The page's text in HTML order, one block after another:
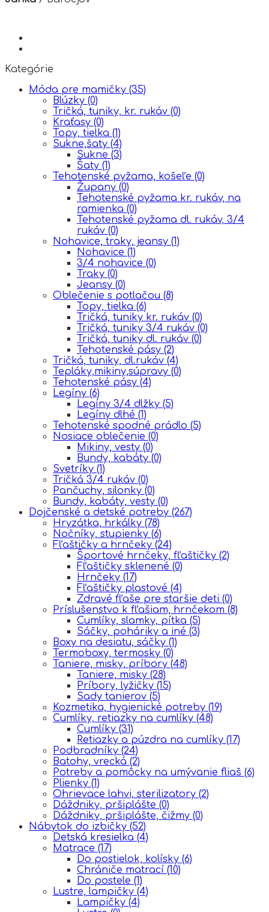
Kategórie
Móda pre mamičky (35)
Blúzky (0)
Tričká, tuniky, kr. rukáv (0)
Kraťasy (0)
Topy, tielka (1)
Sukne,šaty (4)
Sukne (3)
Šaty (1)
Tehotenské pyžama, košeľe (0)
Župany (0)
Tehotenské pyžama kr. rukáv, na
ramienka (0)
Tehotenské pyžama dl. rukáv, 3/4
rukáv (0)
Nohavice, traky, jeansy (1)
Nohavice (1)
3/4 nohavice (0)
Traky (0)
Jeansy (0)
Oblečenie s potlačou (8)
Topy, tielka (6)
Tričká, tuniky kr. rukáv (0)
Tričká, tuniky 3/4 rukáv (0)
Tričká, tuniky dl. rukáv (0)
Tehotenské pásy (2)
Tričká, tuniky, dl.rukáv (4)
Tepláky,mikiny,súpravy (0)
Tehotenské pásy (4)
Legíny (6)
Legíny 3/4 dlžky (5)
Legíny dlhé (1)
Tehotenské spodné prádlo (5)
Nosiace oblečenie (0)
Mikiny, vesty (0)
Bundy, kabáty (0)
Svetríky (1)
Tričká 3/4 rukáv (0)
Pančuchy, silonky (0)
Bundy, kabáty, vesty (0)
Dojčenské a detské potreby (267)
Hryzátka, hrkálky (78)
Nočníky, stupienky (6)
Fľaštičky a hrnčeky (24)
Športové hrnčeky, fľaštičky (2)
Fľaštičky sklenené (0)
Hrnčeky (17)
Fľaštičky plastové (4)
Zdravé fľaše pre staršie deti (0)
Príslušenstvo k fľašiam, hrnčekom (8)
Cumlíky, slamky, pítka (5)
Sáčky, poháriky a iné (3)
Boxy na desiatu, sáčky (1)
Termoboxy, termosky (0)
Taniere, misky, príbory (48)
Taniere, misky (28)
Príbory, lyžičky (15)
Sady tanierov (5)
Kozmetika, hygienické potreby (19)
Cumlíky, retiazky na cumlíky (48)
Cumlíky (31)
Retiazky a púzdra na cumlíky (17)
Podbradníky (24)
Batohy, vrecká (2)
Potreby a pomôcky na umývanie fliaš (6)
Plienky (1)
Ohrievace lahvi, sterilizatory (2)
Dáždniky, pršiplášte (0)
Dáždniky, pršiplášte, čižmy (0)
Nábytok do izbičky (52)
Detská kresielka (4)
Matrace (17)
Do postielok, kolísky (6)
Chrániče matrací (10)
Do postele (1)
Lustre, lampičky (4)
Lampičky (4)